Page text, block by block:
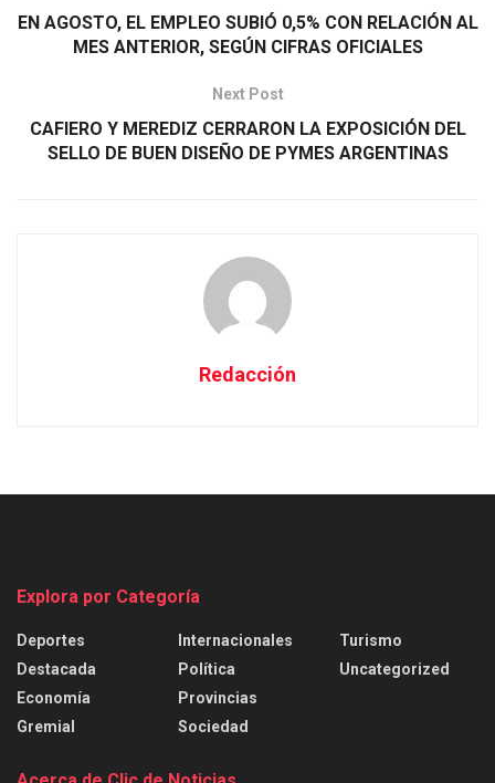
EN AGOSTO, EL EMPLEO SUBIÓ 0,5% CON RELACIÓN AL
MES ANTERIOR, SEGÚN CIFRAS OFICIALES
Next Post
CAFIERO Y MEREDIZ CERRARON LA EXPOSICIÓN DEL
SELLO DE BUEN DISEÑO DE PYMES ARGENTINAS
Redacción
Explora por Categoría
Deportes
Destacada
Economía
Gremial
Internacionales
Política
Provincias
Sociedad
Turismo
Uncategorized